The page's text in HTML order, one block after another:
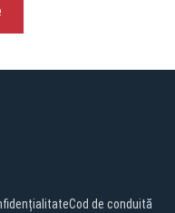
Cod de conduită